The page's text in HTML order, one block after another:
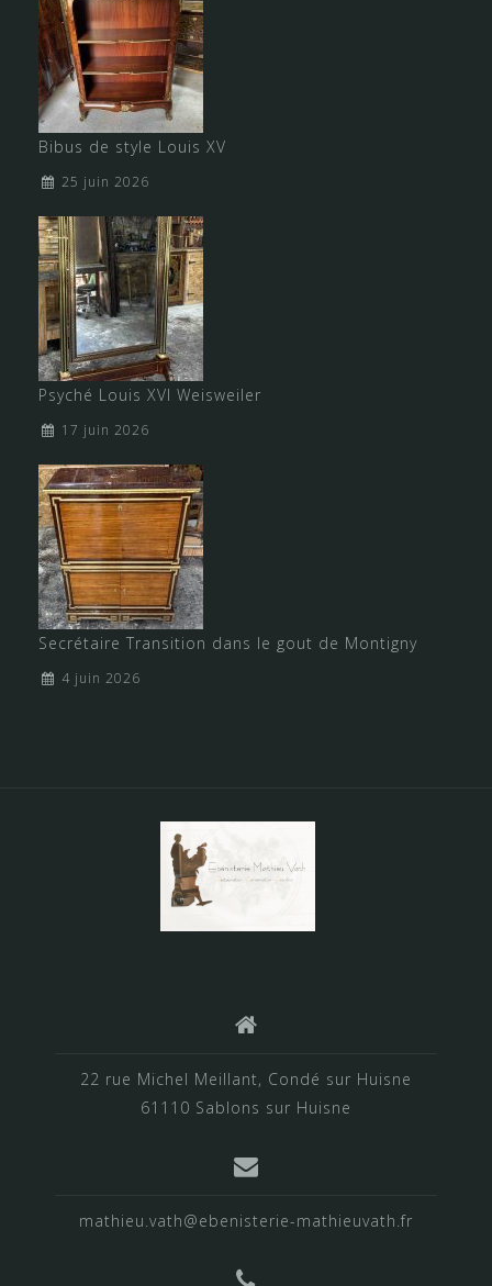
Bibus de style Louis XV
25 juin 2026
Psyché Louis XVI Weisweiler
17 juin 2026
Secrétaire Transition dans le gout de Montigny
4 juin 2026
22 rue Michel Meillant, Condé sur Huisne
61110 Sablons sur Huisne
mathieu.vath@ebenisterie-mathieuvath.fr